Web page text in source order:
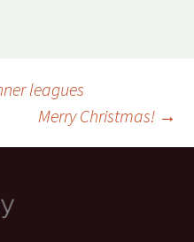
leagues
Merry Christmas! →